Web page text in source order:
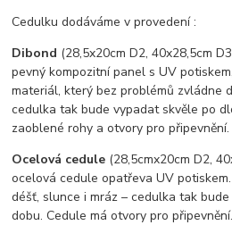
Cedulku dodáváme v provedení :
Dibond (28,5x20cm D2, 40x28,5cm
pevný kompozitní panel s UV
materiál, který bez problémů zvládne
cedulka tak bude vypadat skvěle po
zaoblené rohy a otvory pro
Ocelová cedule (28,5cmx20cm D2,
ocelová cedule opatřeva UV
déšť, slunce i mráz – cedulka tak
dobu. Cedule má otvory pro připevnění.